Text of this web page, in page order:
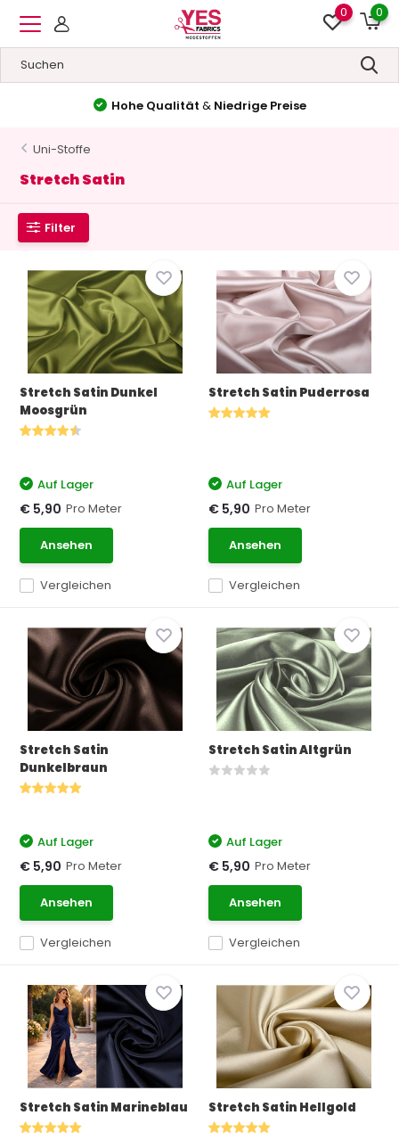
0 0
Hohe Qualität & Niedrige Preise
Uni-Stoffe
Stretch Satin
Filter
Stretch Satin Dunkel
Moosgrün
Vergleichen
Auf Lager
€ 5,90 Pro Meter
Ansehen
Stretch Satin Puderrosa
Vergleichen
Auf Lager
€ 5,90 Pro Meter
Ansehen
Stretch Satin
Dunkelbraun
Vergleichen
Auf Lager
€ 5,90 Pro Meter
Ansehen
Stretch Satin Altgrün
Vergleichen
Auf Lager
€ 5,90 Pro Meter
Ansehen
Stretch Satin Marineblau Stretch Satin Hellgold